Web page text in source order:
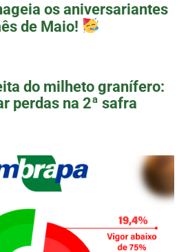
os aniversariantes
de Maio!
do milheto granífero:
perdas na 2ª safra